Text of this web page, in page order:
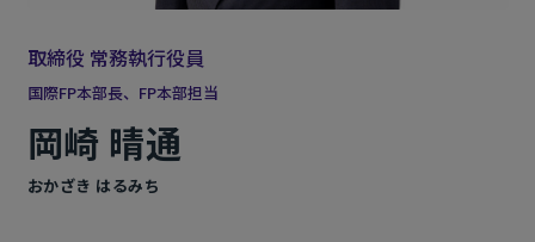
取締役 常務執行役員
国際FP本部長、FP本部担当
岡崎 晴通
おかざき はるみち